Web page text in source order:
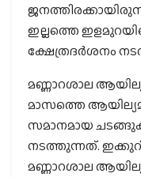
ഇല്ലത്തെ
ക്ഷേത്രദര്‍ശനം
മണ്ണാറശാല
മാസത്തെ
സമാനമായ
നടത്തുന്നത്.
മണ്ണാറശാല